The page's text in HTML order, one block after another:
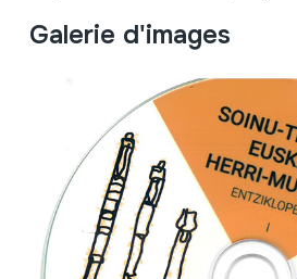
Galerie d'images